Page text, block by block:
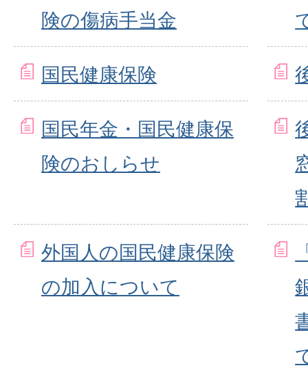
険の傷病手当金
国民健康保険
国民年金・国民健康保
険のおしらせ
外国人の国民健康保険
の加入について